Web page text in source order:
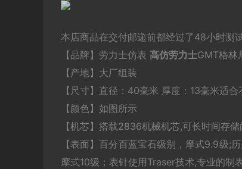
本店商品在交付邮递前都经过了48小时测
【品牌】劳力士仿表 高仿劳力士GMT格林
【产地】大厂组装
【尺寸】直径：40毫米 厚度：13毫米适
【颜色】如图所示
【机芯】搭载2836机械机芯,可长时间存
【表面】百分百蓝宝石级别，摩式9.9级;
摩式10级；表针使用Traser技术,专业的制